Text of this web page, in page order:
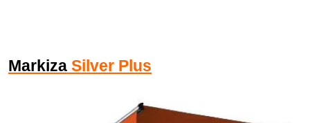
Markiza Silver Plus